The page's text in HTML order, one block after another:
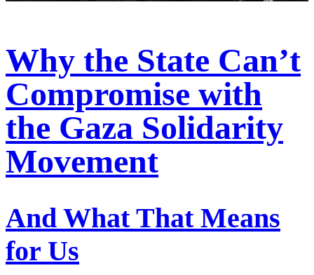
Why the State Can’t
Compromise with
the Gaza Solidarity
Movement
And What That Means
for Us